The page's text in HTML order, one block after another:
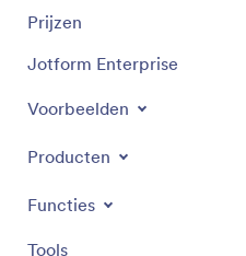
Prijzen
Jotform Enterprise
Voorbeelden
Producten
Functies
Tools